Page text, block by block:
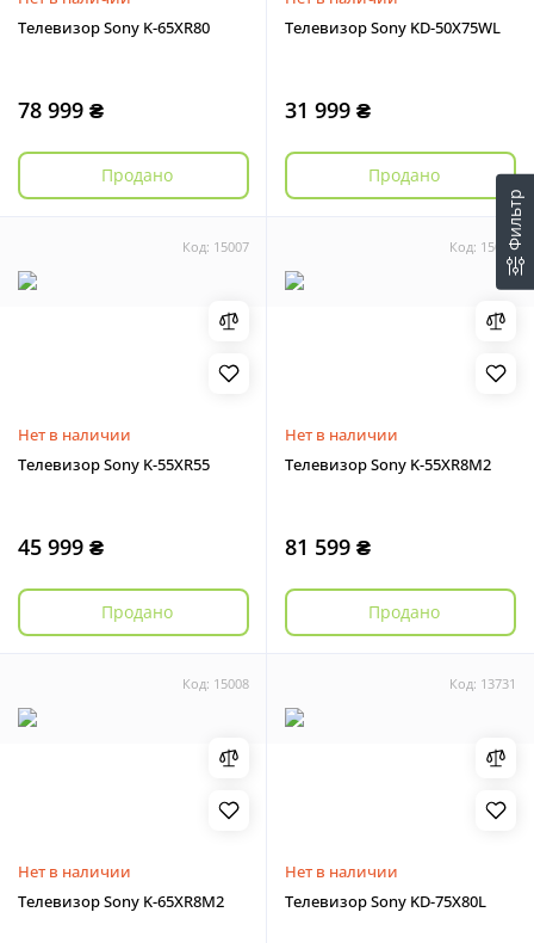
Фильтр
Телевизор Sony K-65XR80
78 999 ₴
Продано
Телевизор Sony KD-50X75WL
31 999 ₴
Продано
Код: 15007
Нет в наличии
Телевизор Sony K-55XR55
45 999 ₴
Продано
Код: 15009
Нет в наличии
Телевизор Sony K-55XR8M2
81 599 ₴
Продано
Код: 15008
Нет в наличии
Телевизор Sony K-65XR8M2
Код: 13731
Нет в наличии
Телевизор Sony KD-75X80L